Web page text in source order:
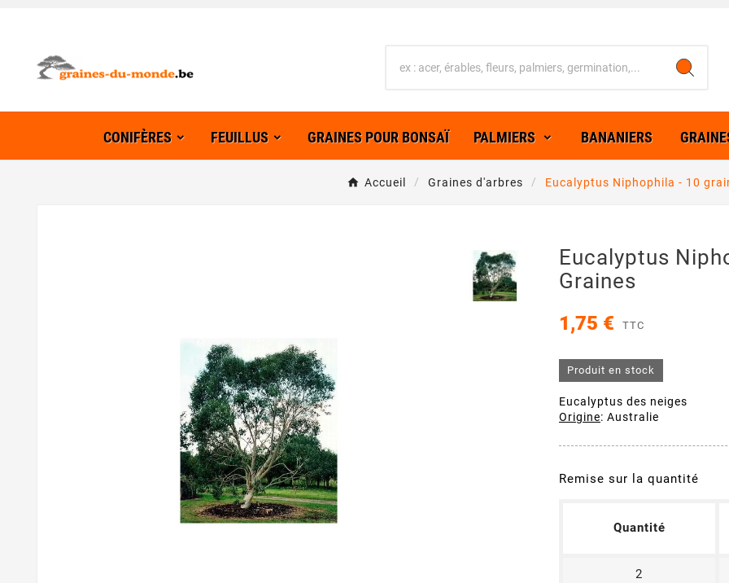
CONIFÈRES FEUILLUS GRAINES POUR BONSAÏ PALMIERS BANANIERS
Accueil Graines d'arbres Eucalyptus Niphophila - 10
Eucalyptus
Graines
1,75 € TTC
Produit en stock
Eucalyptus des neiges
Origine: Australie
Remise sur la quantité
Quantité
2